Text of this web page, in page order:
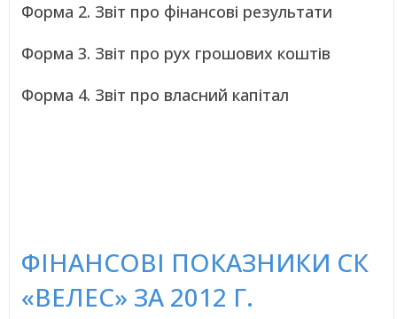
Форма 2. Звіт про фінансові результати
Форма 3. Звіт про рух грошових коштів
Форма 4. Звіт про власний капітал
ФІНАНСОВІ ПОКАЗНИКИ СК
«ВЕЛЕС» ЗА 2012 Г.